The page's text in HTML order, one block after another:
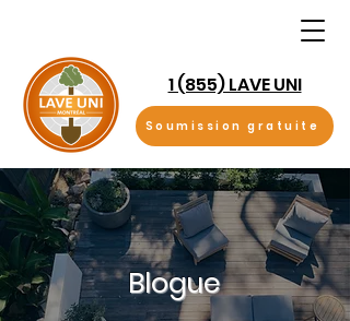
Soumission gratuite
1 (855) LAVE UNI
Blogue